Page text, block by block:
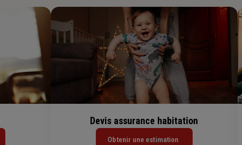
Devis assurance habitation
Obtenir une estimation